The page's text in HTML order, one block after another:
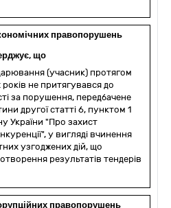
правопорушень
що
(учасник) протягом
років не притягувався до
за порушення, передбачене
другої статті 6, пунктом 1
України "Про захист
у вигляді вчинення
узгоджених дій, що
результатів тендерів
правопорушень